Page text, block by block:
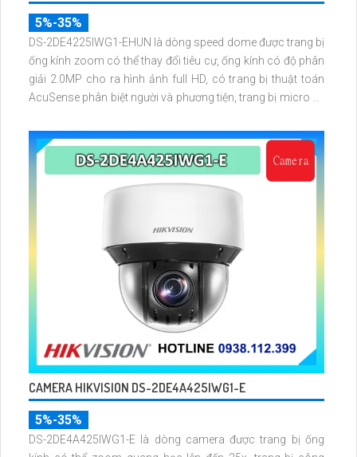
5%-35%
DS-2DE4225IWG1-EHUN là dòng speed dome được trang bị
ống kính zoom có thể thay đổi tiêu cự, ống kính có độ phân
giải 2.0MP cho ra hình ảnh full HD, có trang bị thuật toán
AcuSense phân biệt người và phương tiện, trang bị micro và
100m
CAMERA HIKVISION DS-2DE4A425IWG1-E
5%-35%
DS-2DE4A425IWG1-E là dòng camera được trang bị ống